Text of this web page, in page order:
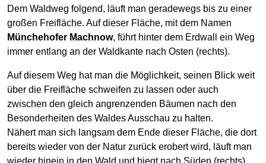
Dem Waldweg folgend, läuft man geradewegs bis zu einer
großen Freifläche. Auf dieser Fläche, mit dem Namen
Münchehofer Machnow, führt hinter dem Erdwall ein Weg
immer entlang an der Waldkante nach Osten (rechts).
Auf diesem Weg hat man die Möglichkeit, seinen Blick weit
über die Freifläche schweifen zu lassen oder auch
zwischen den gleich angrenzenden Bäumen nach den
Besonderheiten des Waldes Ausschau zu halten.
Nähert man sich langsam dem Ende dieser Fläche, die dort
bereits wieder von der Natur zurück erobert wird, läuft man
wieder hinein in den Wald und biegt nach Süden (rechts)